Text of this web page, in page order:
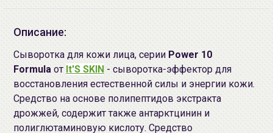
Описание:
Сыворотка для кожи лица, серии Power 10
Formula от It'S SKIN - сыворотка-эффектор для
восстановления естественной силы и энергии кожи.
Средство на основе полипептидов экстракта
дрожжей, содержит также антарктцинин и
полиглютаминовую кислоту. Средство